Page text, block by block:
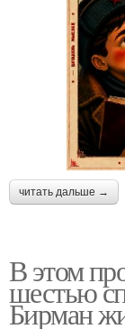
читать дальше →
В этом
шестью
Бирман